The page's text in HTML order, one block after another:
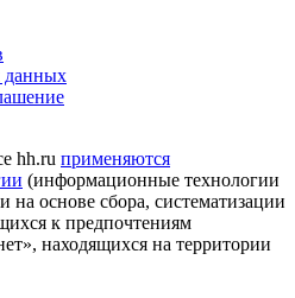
данных
hh.ru применяются
(информационные технологии
на основе сбора, систематизации
к предпочтениям
находящихся на территории